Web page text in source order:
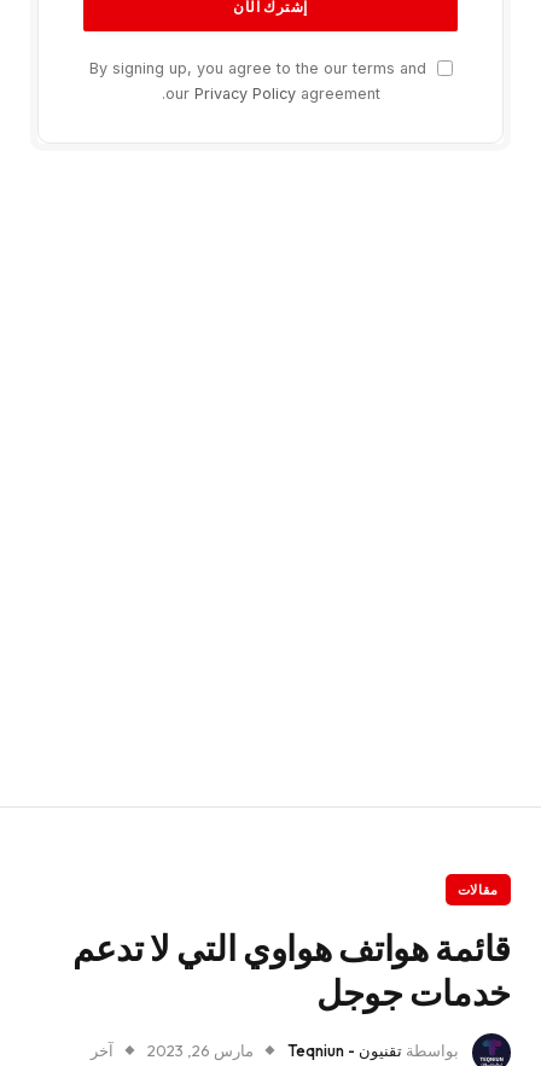
By signing up, you agree to the our terms and
our Privacy Policyagreement.
مقالات
قائمة هواتف هواوي التي لا تدعم
خدمات جوجل
بواسطة تقنيون - Teqniun مارس 26, 2023
آخر